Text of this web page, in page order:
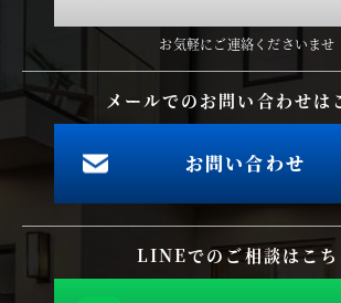
お気軽にご連絡くださいませ
メールでのお問い合わせは
お問い合わせ
LINEでのご相談はこち